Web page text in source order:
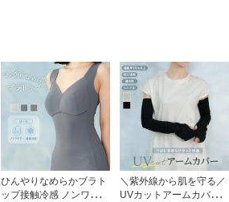
ひんやりなめらかブラト
ップ接触冷感 ノンワイヤ
＼紫外線から肌を守る／
UVカットアームカバー